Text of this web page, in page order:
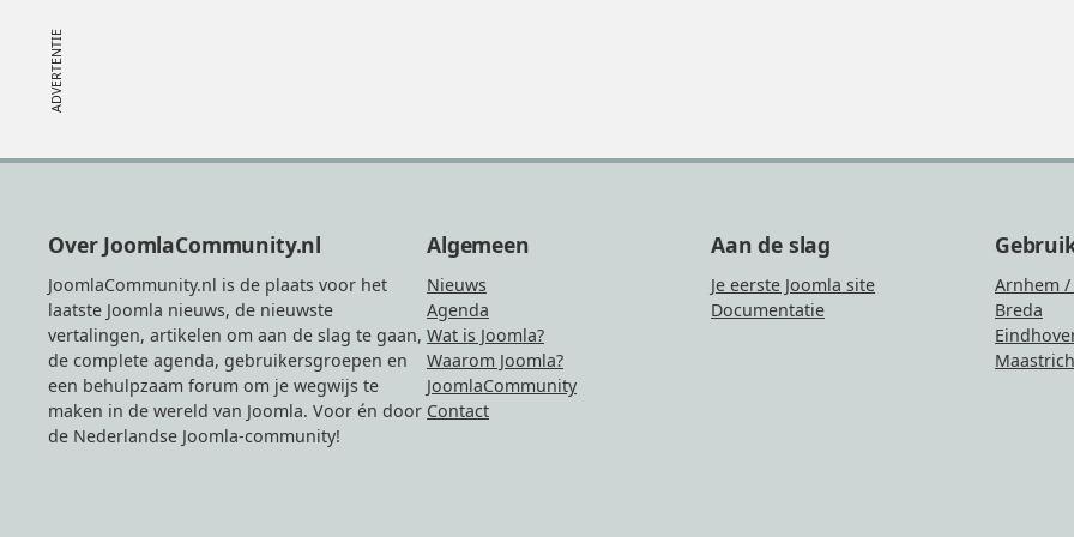
Over JoomlaCommunity.nl
JoomlaCommunity.nl is de plaats voor het
laatste Joomla nieuws, de nieuwste
vertalingen, artikelen om aan de slag te gaan,
de complete agenda, gebruikersgroepen en
een behulpzaam forum om je wegwijs te
maken in de wereld van Joomla. Voor én door
de Nederlandse Joomla-community!
Algemeen
Nieuws
Agenda
Wat is Joomla?
Waarom Joomla?
JoomlaCommunity
Contact
Aan de slag
Je eerste Joomla site
Documentatie
Arnhem
Breda